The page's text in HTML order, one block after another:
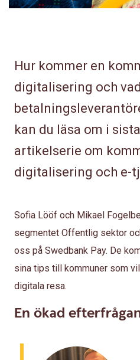
Hur kommer en
digitalisering och
kan du läsa om i
artikelserie om
digitalisering och e-
Sofia Lööf och Mikael
segmentet Offentlig sektor
oss på Swedbank Pay. De
sina tips till kommuner som
digitala resa.
En ökad